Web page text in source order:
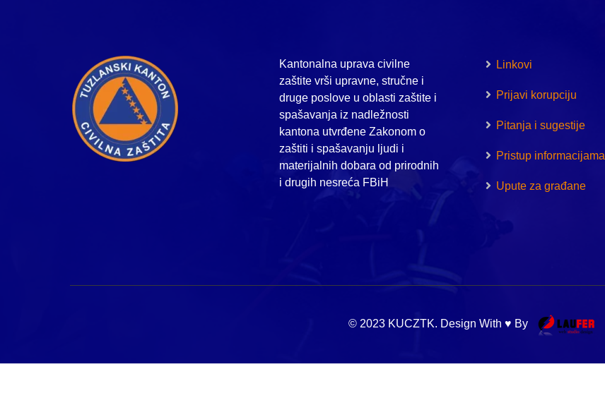
Kantonalna uprava civilne
zaštite vrši upravne, stručne i
druge poslove u oblasti zaštite i
spašavanja iz nadležnosti
kantona utvrđene Zakonom o
zaštiti i spašavanju ljudi i
materijalnih dobara od prirodnih
i drugih nesreća FBiH
Linkovi
Prijavi korupciju
Pitanja i sugestije
Pristup informacijama
Upute za građane
© 2023 KUCZTK. Design With ♥ By